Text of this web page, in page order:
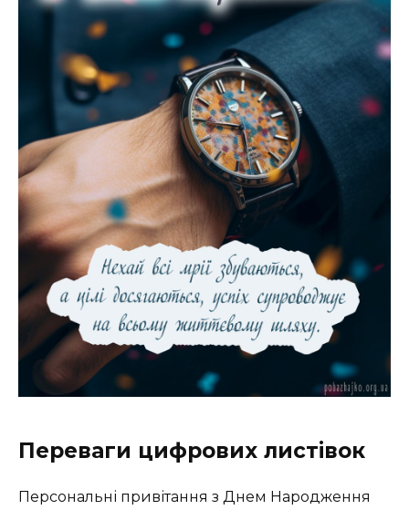
Переваги цифрових листівок
Персональні привітання з Днем Народження